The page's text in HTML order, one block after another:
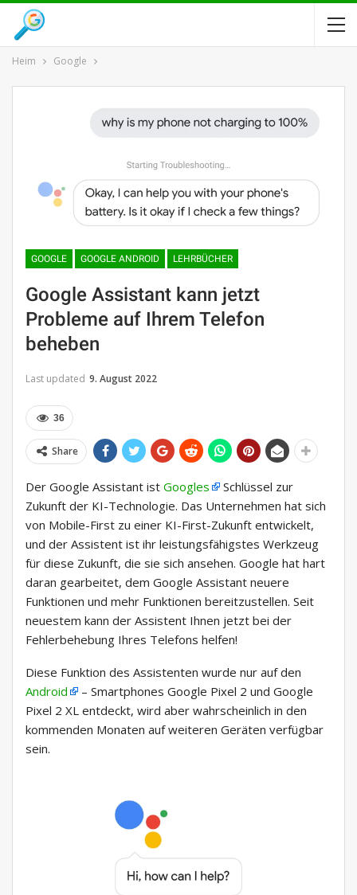
Heim Google
GOOGLE GOOGLE ANDROID LEHRBÜCHER
Google Assistant kann jetzt
Probleme auf Ihrem Telefon
beheben
Last updated 9. August 2022
36
Share
Der Google Assistant ist Googles
Schlüssel zur
Zukunft der KI-Technologie. Das Unternehmen hat sich
von Mobile-First zu einer KI-First-Zukunft entwickelt,
und der Assistent ist ihr leistungsfähigstes Werkzeug
für diese Zukunft, die sie sich ansehen. Google hat hart
daran gearbeitet, dem Google Assistant neuere
Funktionen und mehr Funktionen bereitzustellen. Seit
neuestem kann der Assistent Ihnen jetzt bei der
Fehlerbehebung Ihres Telefons helfen!
Diese Funktion des Assistenten wurde nur auf den
Android
– Smartphones Google Pixel 2 und Google
Pixel 2 XL entdeckt, wird aber wahrscheinlich in den
kommenden Monaten auf weiteren Geräten verfügbar
sein.